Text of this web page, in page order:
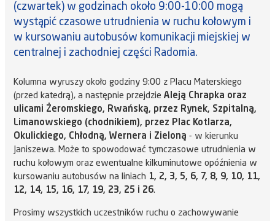
(czwartek) w godzinach około 9:00-10:00 mogą
wystąpić czasowe utrudnienia w ruchu kołowym i
w kursowaniu autobusów komunikacji miejskiej w
centralnej i zachodniej części Radomia.
Kolumna wyruszy około godziny 9:00 z Placu Materskiego
(przed katedrą), a następnie przejdzieAleją Chrapka oraz
ulicami Żeromskiego, Rwańską, przez Rynek, Szpitalną,
Limanowskiego (chodnikiem), przez Plac Kotlarza,
Okulickiego, Chłodną, Wernera i Zieloną - w kierunku
Janiszewa. Może to spowodować tymczasowe utrudnienia w
ruchu kołowym oraz ewentualne kilkuminutowe opóźnienia w
kursowaniu autobusów na liniach 1, 2, 3, 5, 6, 7, 8, 9, 10, 11,
12, 14, 15, 16, 17, 19, 23, 25 i 26.
Prosimy wszystkich uczestników ruchu o zachowywanie